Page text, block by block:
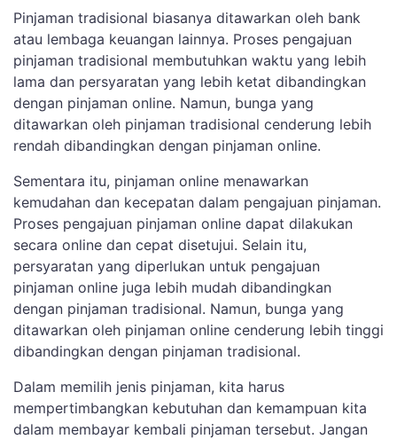
Pinjaman tradisional biasanya ditawarkan oleh bank
atau lembaga keuangan lainnya. Proses pengajuan
pinjaman tradisional membutuhkan waktu yang lebih
lama dan persyaratan yang lebih ketat dibandingkan
dengan pinjaman online. Namun, bunga yang
ditawarkan oleh pinjaman tradisional cenderung lebih
rendah dibandingkan dengan pinjaman online.
Sementara itu, pinjaman online menawarkan
kemudahan dan kecepatan dalam pengajuan pinjaman.
Proses pengajuan pinjaman online dapat dilakukan
secara online dan cepat disetujui. Selain itu,
persyaratan yang diperlukan untuk pengajuan
pinjaman online juga lebih mudah dibandingkan
dengan pinjaman tradisional. Namun, bunga yang
ditawarkan oleh pinjaman online cenderung lebih tinggi
dibandingkan dengan pinjaman tradisional.
Dalam memilih jenis pinjaman, kita harus
mempertimbangkan kebutuhan dan kemampuan kita
dalam membayar kembali pinjaman tersebut. Jangan